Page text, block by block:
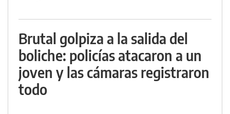
Brutal golpiza a la salida del
boliche: policías atacaron a un
joven y las cámaras registraron
todo